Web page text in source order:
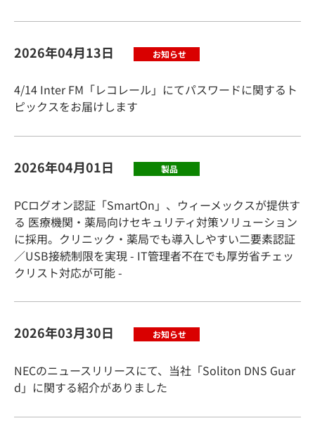
2026年04月13日 お知らせ
4/14 Inter FM「レコレール」にてパスワードに関するト
ピックスをお届けします
2026年04月01日 製品
PCログオン認証「SmartOn」、ウィーメックスが提供す
る 医療機関・薬局向けセキュリティ対策ソリューション
に採用。クリニック・薬局でも導入しやすい二要素認証
／USB接続制限を実現 - IT管理者不在でも厚労省チェッ
クリスト対応が可能 -
2026年03月30日 お知らせ
NECのニュースリリースにて、当社「Soliton DNS Guar
d」に関する紹介がありました